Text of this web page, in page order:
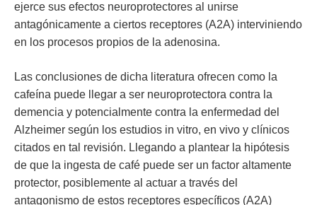
ejerce sus efectos neuroprotectores al unirse
antagónicamente a ciertos receptores (A2A) interviniendo
en los procesos propios de la adenosina.
Las conclusiones de dicha literatura ofrecen como la
cafeína puede llegar a ser neuroprotectora contra la
demencia y potencialmente contra la enfermedad del
Alzheimer según los estudios in vitro, en vivo y clínicos
citados en tal revisión. Llegando a plantear la hipótesis
de que la ingesta de café puede ser un factor altamente
protector, posiblemente al actuar a través del
antagonismo de estos receptores específicos (A2A)